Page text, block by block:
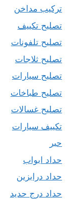
تركيب مداخن
تصليح تكييف
تصليح تلفونات
تصليح ثلاجات
تصليح سيارات
تصليح طباخات
تصليح غسالات
تكييف سيارات
حبر
حداد ابواب
حداد درابزين
حداد درج حديد